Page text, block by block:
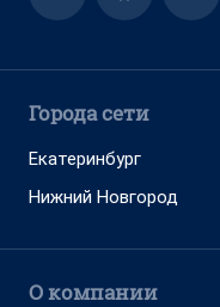
Города сети
Екатеринбург
Нижний Новгород
О компании